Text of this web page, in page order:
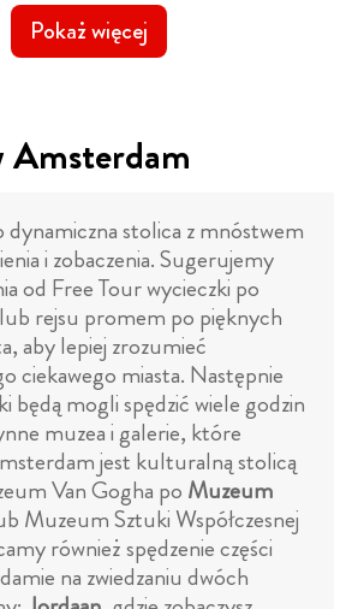
Pokaż więcej
stolica z mnóstwem
i zobaczenia. Sugerujemy
od Free Tour wycieczki po
rejsu promem po pięknych
aby lepiej zrozumieć
ciekawego miasta. Następnie
będą mogli spędzić wiele godzin
muzea i galerie, które
jest kulturalną stolicą
Van Gogha po Muzeum
Muzeum Sztuki Współczesnej
również spędzenie części
na zwiedzaniu dwóch